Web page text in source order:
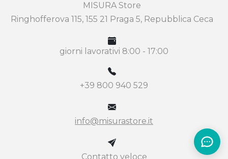
MISURA Store
Ringhofferova 115, 155 21 Praga 5, Repubblica Ceca
giorni lavorativi 8:00 - 17:00
+39 800 940 529
info@misurastore.it
Contatto veloce